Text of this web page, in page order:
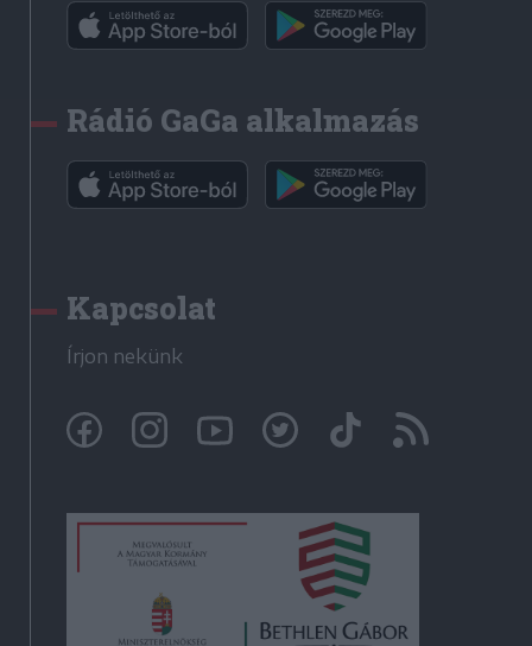
Rádió GaGa alkalmazás
Kapcsolat
Írjon nekünk